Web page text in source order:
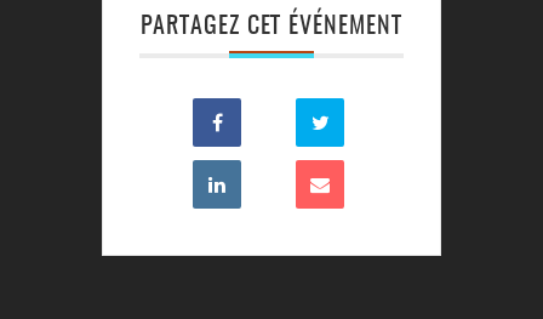
PARTAGEZ CET ÉVÉNEMENT